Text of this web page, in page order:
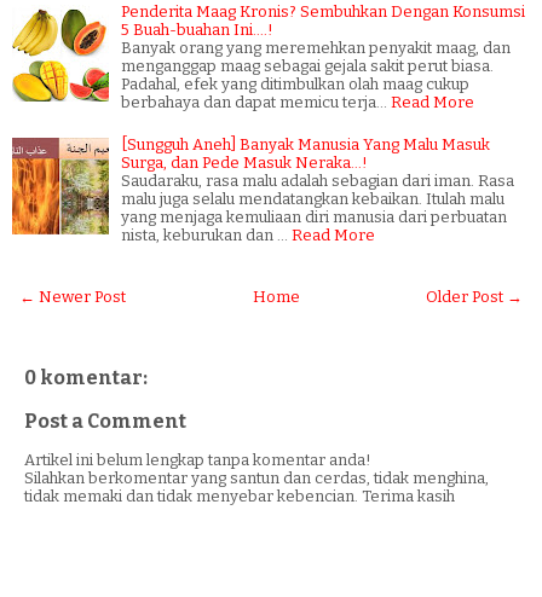
Penderita Maag Kronis? Sembuhkan Dengan Konsumsi
5 Buah-buahan Ini....!
Banyak orang yang meremehkan penyakit maag, dan
menganggap maag sebagai gejala sakit perut biasa.
Padahal, efek yang ditimbulkan olah maag cukup
berbahaya dan dapat memicu terja…
Read More
[Sungguh Aneh] Banyak Manusia Yang Malu Masuk
Surga, dan Pede Masuk Neraka...!
Saudaraku, rasa malu adalah sebagian dari iman. Rasa
malu juga selalu mendatangkan kebaikan. Itulah malu
yang menjaga kemuliaan diri manusia dari perbuatan
nista, keburukan dan …
Read More
← Newer Post Older Post →
Home
0 komentar:
Post a Comment
Artikel ini belum lengkap tanpa komentar anda!
Silahkan berkomentar yang santun dan cerdas, tidak menghina,
tidak memaki dan tidak menyebar kebencian. Terima kasih